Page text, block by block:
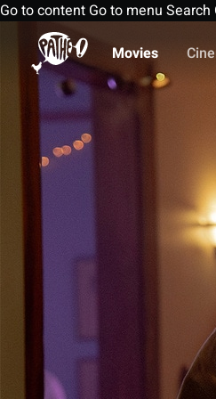
Go to content Go to menu Search
Movies